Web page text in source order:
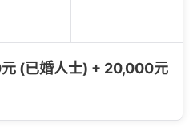
(已婚人士) + 20,000元